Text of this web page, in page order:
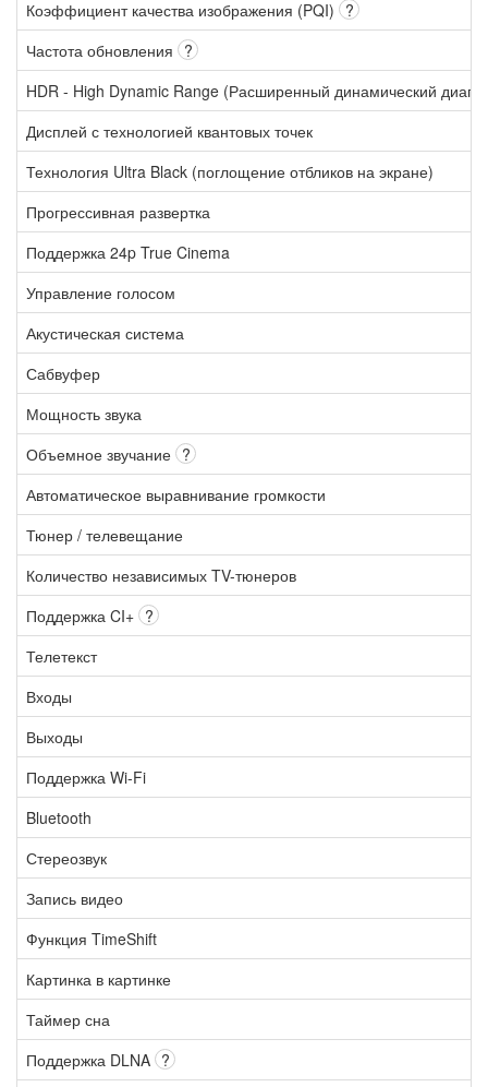
Коэффициент качества изображения (PQI) ?
Частота обновления ?
HDR - High Dynamic Range (Расширенный динамический
Дисплей с технологией квантовых точек
Технология Ultra Black (поглощение отбликов на экране)
Прогрессивная развертка
Поддержка 24p True Cinema
Управление голосом
Акустическая система
Сабвуфер
Мощность звука
Объемное звучание ?
Автоматическое выравнивание громкости
Тюнер / телевещание
Количество независимых TV-тюнеров
Поддержка CI+ ?
Телетекст
Входы
Выходы
Поддержка Wi-Fi
Bluetooth
Стереозвук
Запись видео
Функция TimeShift
Картинка в картинке
Таймер сна
Поддержка DLNA ?